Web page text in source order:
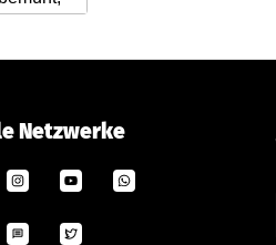
Netzwerke